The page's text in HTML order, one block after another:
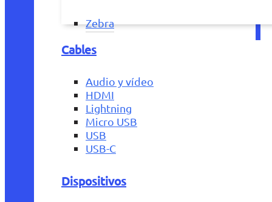
Zebra
Cables
Audio y vídeo
HDMI
Lightning
Micro USB
USB
USB-C
Dispositivos